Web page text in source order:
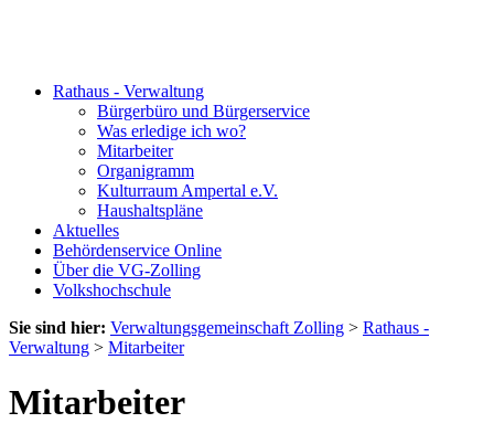
Rathaus - Verwaltung
Bürgerbüro und Bürgerservice
Was erledige ich wo?
Mitarbeiter
Organigramm
Kulturraum Ampertal e.V.
Haushaltspläne
Aktuelles
Behördenservice Online
Über die VG-Zolling
Volkshochschule
Sie sind hier: Verwaltungsgemeinschaft Zolling > Rathaus -
Verwaltung > Mitarbeiter
Mitarbeiter